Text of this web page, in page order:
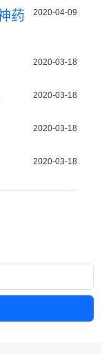
2020-04-09
药
2020-03-18
2020-03-18
2020-03-18
2020-03-18